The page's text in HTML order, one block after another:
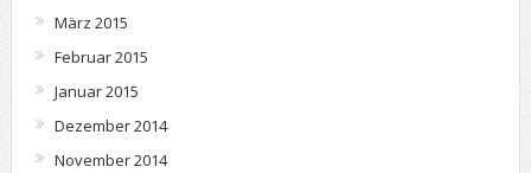
März 2015
Februar 2015
Januar 2015
Dezember 2014
November 2014